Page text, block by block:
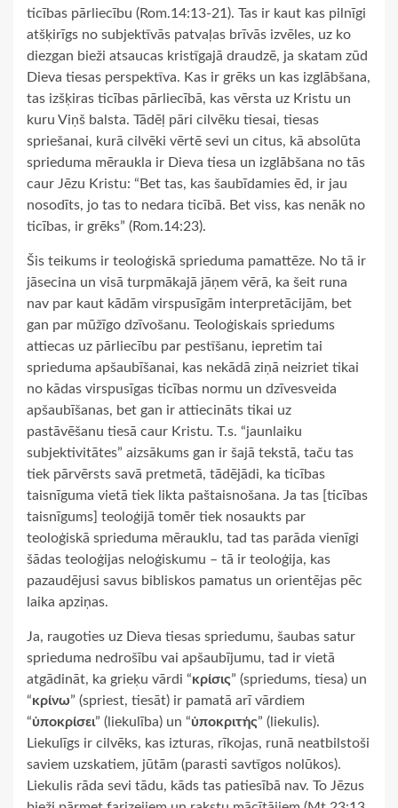
ticības pārliecību (Rom.14:13-21). Tas ir kaut kas pilnīgi
atšķirīgs no subjektīvās patvaļas brīvās izvēles, uz ko
diezgan bieži atsaucas kristīgajā draudzē, ja skatam zūd
Dieva tiesas perspektīva. Kas ir grēks un kas izglābšana,
tas izšķiras ticības pārliecībā, kas vērsta uz Kristu un
kuru Viņš balsta. Tādēļ pāri cilvēku tiesai, tiesas
spriešanai, kurā cilvēki vērtē sevi un citus, kā absolūta
sprieduma mēraukla ir Dieva tiesa un izglābšana no tās
caur Jēzu Kristu: “Bet tas, kas šaubīdamies ēd, ir jau
nosodīts, jo tas to nedara ticībā. Bet viss, kas nenāk no
ticības, ir grēks” (Rom.14:23).
Šis teikums ir teoloģiskā sprieduma pamattēze. No tā ir
jāsecina un visā turpmākajā jāņem vērā, ka šeit runa
nav par kaut kādām virspusīgām interpretācijām, bet
gan par mūžīgo dzīvošanu. Teoloģiskais spriedums
attiecas uz pārliecību par pestīšanu, iepretim tai
sprieduma apšaubīšanai, kas nekādā ziņā neizriet tikai
no kādas virspusīgas ticības normu un dzīvesveida
apšaubīšanas, bet gan ir attiecināts tikai uz
pastāvēšanu tiesā caur Kristu. T.s. “jaunlaiku
subjektivitātes” aizsākums gan ir šajā tekstā, taču tas
tiek pārvērsts savā pretmetā, tādējādi, ka ticības
taisnīguma vietā tiek likta paštaisnošana. Ja tas [ticības
taisnīgums] teoloģijā tomēr tiek nosaukts par
teoloģiskā sprieduma mērauklu, tad tas parāda vienīgi
šādas teoloģijas neloģiskumu – tā ir teoloģija, kas
pazaudējusi savus bibliskos pamatus un orientējas pēc
laika apziņas.
Ja, raugoties uz Dieva tiesas spriedumu, šaubas satur
sprieduma nedrošību vai apšaubījumu, tad ir vietā
atgādināt, ka grieķu vārdi “κρίσις” (spriedums, tiesa) un
“κρίνω” (spriest, tiesāt) ir pamatā arī vārdiem
“ὑποκρίσει” (liekulība) un “ὑποκριτής” (liekulis).
Liekulīgs ir cilvēks, kas izturas, rīkojas, runā neatbilstoši
saviem uzskatiem, jūtām (parasti savtīgos nolūkos).
Liekulis rāda sevi tādu, kāds tas patiesībā nav. To Jēzus